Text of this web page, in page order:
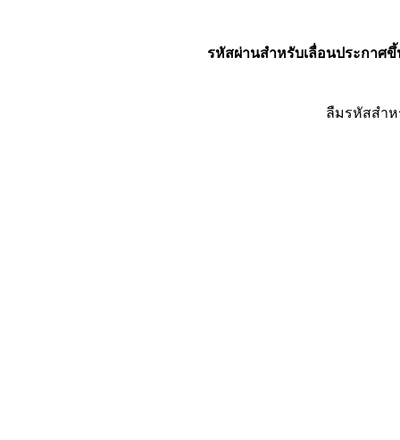
รหัสผ่านสำหรับเลื่อนประกาศขึ้
ลืมรหัสสำ